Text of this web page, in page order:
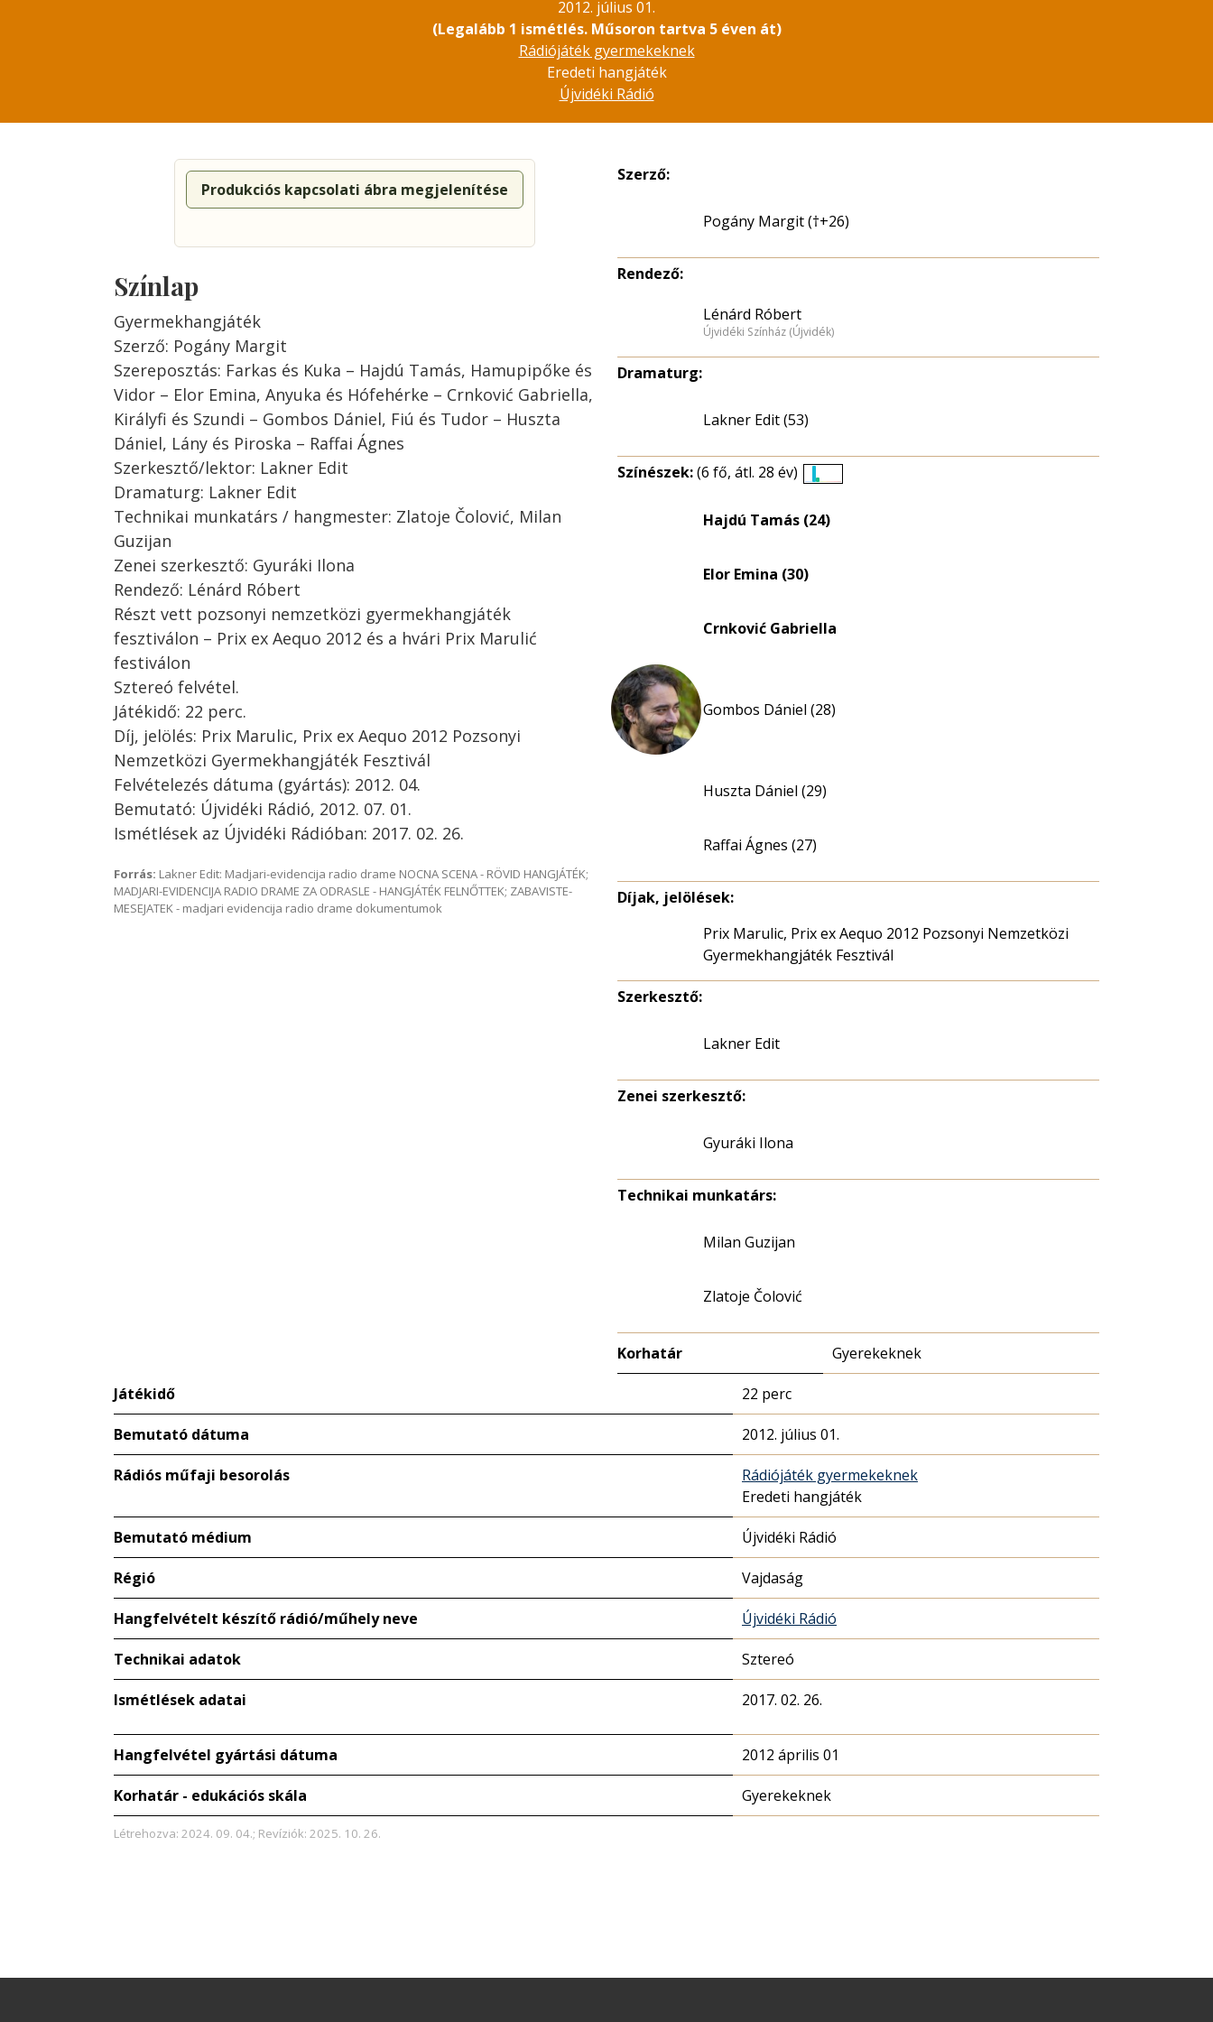
2012. július 01.
(Legalább 1 ismétlés. Műsoron tartva 5 éven át)
Rádiójáték gyermekeknek
Eredeti hangjáték
Újvidéki Rádió
Produkciós kapcsolati ábra megjelenítése
Színlap
Gyermekhangjáték
Szerző: Pogány Margit
Szereposztás: Farkas és Kuka – Hajdú Tamás, Hamupipőke és
Vidor – Elor Emina, Anyuka és Hófehérke – Crnković Gabriella,
Királyfi és Szundi – Gombos Dániel, Fiú és Tudor – Huszta
Dániel, Lány és Piroska – Raffai Ágnes
Szerkesztő/lektor: Lakner Edit
Dramaturg: Lakner Edit
Technikai munkatárs / hangmester: Zlatoje Čolović, Milan
Guzijan
Zenei szerkesztő: Gyuráki Ilona
Rendező: Lénárd Róbert
Részt vett pozsonyi nemzetközi gyermekhangjáték
fesztiválon – Prix ex Aequo 2012 és a hvári Prix Marulić
festiválon
Sztereó felvétel.
Játékidő: 22 perc.
Díj, jelölés: Prix Marulic, Prix ex Aequo 2012 Pozsonyi
Nemzetközi Gyermekhangjáték Fesztivál
Felvételezés dátuma (gyártás): 2012. 04.
Bemutató: Újvidéki Rádió, 2012. 07. 01.
Ismétlések az Újvidéki Rádióban: 2017. 02. 26.
Forrás: Lakner Edit: Madjari-evidencija radio drame NOCNA SCENA - RÖVID HANGJÁTÉK;
MADJARI-EVIDENCIJA RADIO DRAME ZA ODRASLE - HANGJÁTÉK FELNŐTTEK; ZABAVISTE-
MESEJATEK - madjari evidencija radio drame dokumentumok
Szerző:
Pogány Margit (†+26)
Rendező:
Lénárd Róbert
Újvidéki Színház (Újvidék)
Dramaturg:
Lakner Edit (53)
Színészek:(6 fő, átl. 28 év)
eloszlás
Hajdú Tamás (24)
Elor Emina (30)
Crnković Gabriella
Gombos Dániel (28)
Huszta Dániel (29)
Raffai Ágnes (27)
Díjak, jelölések:
Prix Marulic, Prix ex Aequo 2012 Pozsonyi Nemzetközi
Gyermekhangjáték Fesztivál
Szerkesztő:
Lakner Edit
Zenei szerkesztő:
Gyuráki Ilona
Technikai munkatárs:
Milan Guzijan
Zlatoje Čolović
Korhatár Gyerekeknek
Játékidő 22 perc
Bemutató dátuma 2012. július 01.
Rádiós műfaji besorolás
Rádiójáték gyermekeknek
Eredeti hangjáték
Bemutató médium Újvidéki Rádió
Régió Vajdaság
Hangfelvételt készítő rádió/műhely neve Újvidéki Rádió
Technikai adatok Sztereó
Ismétlések adatai 2017. 02. 26.
Hangfelvétel gyártási dátuma 2012 április 01
Korhatár - edukációs skála Gyerekeknek
Létrehozva: 2024. 09. 04.; Revíziók: 2025. 10. 26.